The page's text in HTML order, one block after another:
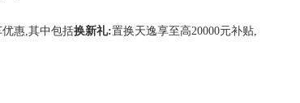
优惠,其中包括换新礼:置换天逸享至高20000元补贴,